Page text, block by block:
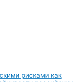
рисками как